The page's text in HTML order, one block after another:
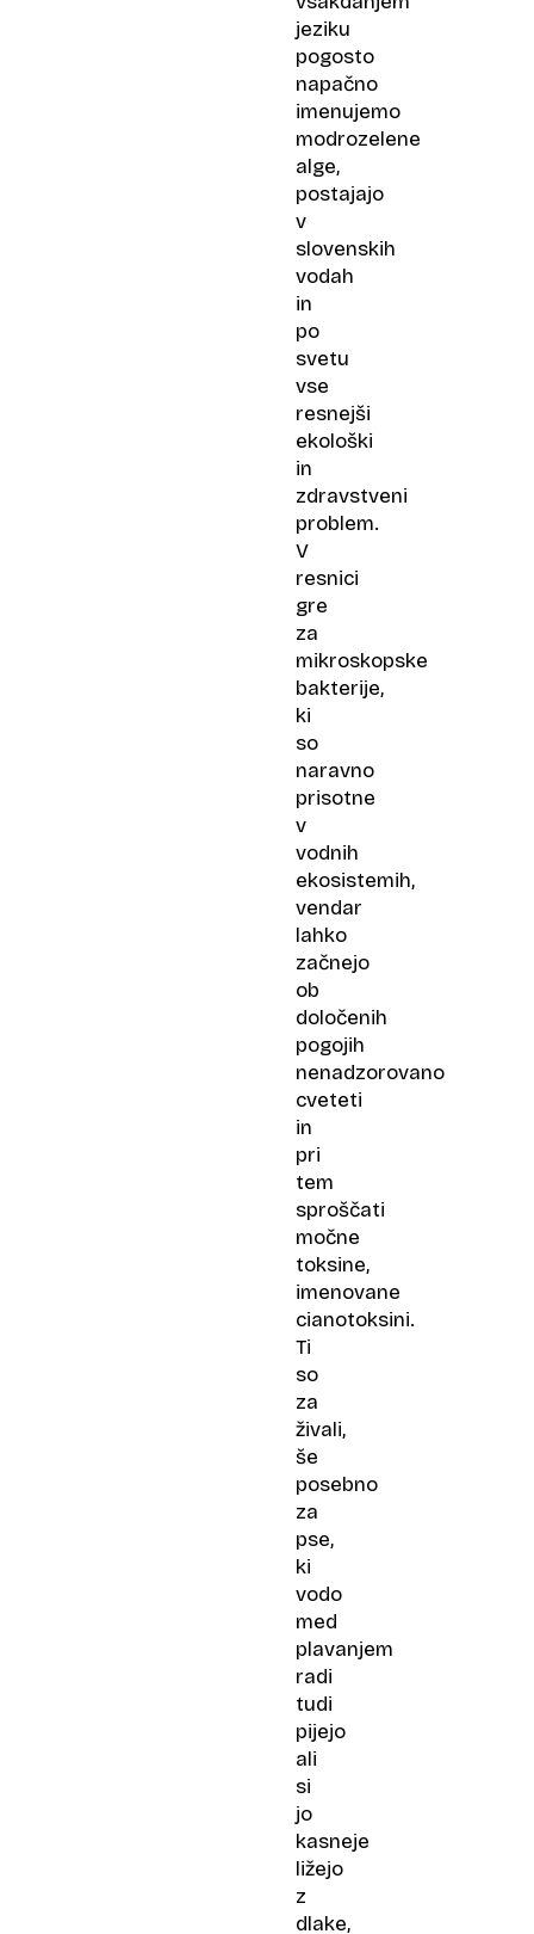
jeziku
pogosto
napačno
imenujemo
modrozelene
alge,
postajajo
v
slovenskih
vodah
in
po
svetu
vse
resnejši
ekološki
in
zdravstveni
problem.
V
resnici
gre
za
mikroskopske
bakterije,
ki
so
naravno
prisotne
v
vodnih
ekosistemih,
vendar
lahko
začnejo
ob
določenih
pogojih
nenadzorovano
cveteti
in
pri
tem
sproščati
močne
toksine,
imenovane
cianotoksini.
Ti
so
za
živali,
še
posebno
za
pse,
ki
vodo
med
plavanjem
radi
tudi
pijejo
ali
si
jo
kasneje
ližejo
z
dlake,